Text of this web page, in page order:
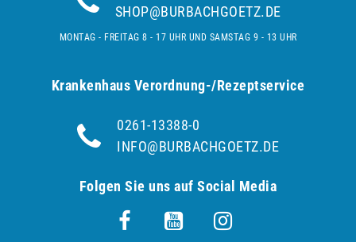
SHOP@BURBACHGOETZ.DE
MONTAG - FREITAG 8 - 17 UHR UND SAMSTAG 9 - 13 UHR
Krankenhaus Verordnung-/Rezeptservice
0261-13388-0
INFO@BURBACHGOETZ.DE
Folgen Sie uns auf Social Media